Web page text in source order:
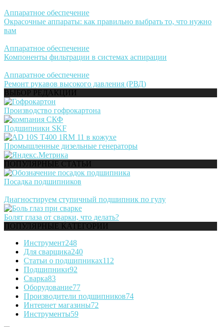
Аппаратное обеспечение
Окрасочные аппараты: как правильно выбрать то, что нужно
вам
Аппаратное обеспечение
Компоненты фильтрации в системах аспирации
Аппаратное обеспечение
Ремонт рукавов высокого давления (РВД)
ВЫБОР РЕДАКЦИИ
Производство гофрокартона
Подшипники SKF
Промышленные дизельные генераторы
ПОПУЛЯРНЫЕ СТАТЬИ
Посадка подшипников
Диагностируем ступичный подшипник по гулу
Болят глаза от сварки, что делать?
ПОПУЛЯРНЫЕ КАТЕГОРИИ
Инструмент248
Для сварщика240
Статьи о подшипниках112
Подшипники92
Сварка83
Оборудование77
Производители подшипников74
Интернет магазины72
Инструменты59